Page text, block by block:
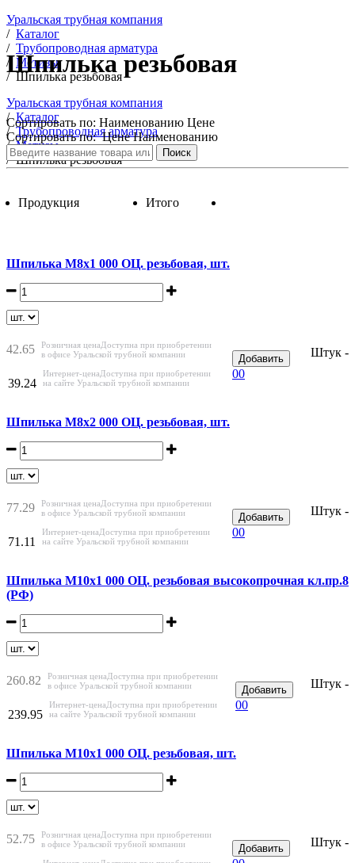
Уральская трубная компания
/ Каталог
/ Трубопроводная арматура
/ Метизы
/ Шпилька резьбовая
Шпилька резьбовая
Уральская трубная компания
/ Каталог
/ Трубопроводная арматура
/ Метизы
/ Шпилька резьбовая
Сортировать по: Наименованию Цене
Сортировать по: Цене Наименованию
Поиск
Продукция Итого
Шпилька М8х1 000 ОЦ. резьбовая, шт.
Штук -
42.65 Розничная ценаДоступна при приобретении
в офисе Уральской трубной компании
39.24
Интернет-ценаДоступна при приобретении
на сайте Уральской трубной компании
Добавить
00
Шпилька М8х2 000 ОЦ. резьбовая, шт.
Штук -
77.29 Розничная ценаДоступна при приобретении
в офисе Уральской трубной компании
71.11
Интернет-ценаДоступна при приобретении
на сайте Уральской трубной компании
Добавить
00
Шпилька М10х1 000 ОЦ. резьбовая высокопрочная кл.пр.8
(РФ)
Штук -
260.82 Розничная ценаДоступна при приобретении
в офисе Уральской трубной компании
239.95
Интернет-ценаДоступна при приобретении
на сайте Уральской трубной компании
Добавить
00
Шпилька М10х1 000 ОЦ. резьбовая, шт.
Штук -
52.75 Розничная ценаДоступна при приобретении
в офисе Уральской трубной компании
Добавить